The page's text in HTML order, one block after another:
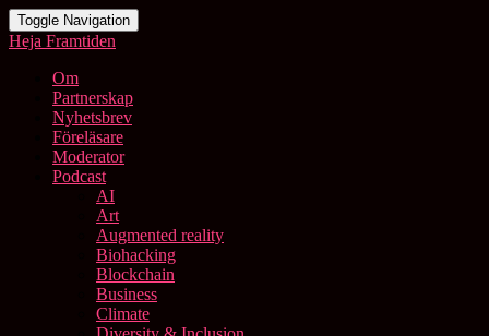
Toggle Navigation
Heja Framtiden
Om
Partnerskap
Nyhetsbrev
Föreläsare
Moderator
Podcast
AI
Art
Augmented reality
Biohacking
Blockchain
Business
Climate